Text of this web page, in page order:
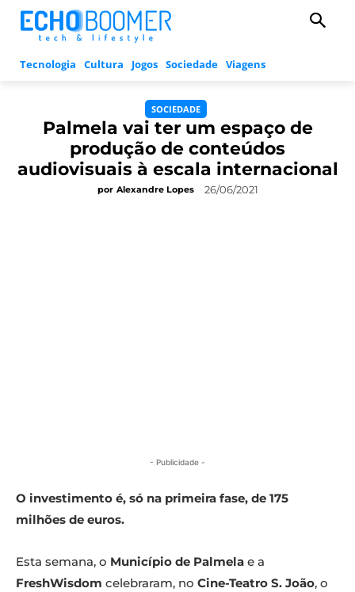
Tecnologia Cultura Jogos Sociedade Viagens
SOCIEDADE
Palmela vai ter um espaço de
produção de conteúdos
audiovisuais à escala internacional
por Alexandre Lopes 26/06/2021
- Publicidade -
O investimento é, só na primeira fase, de 175
milhões de euros.
Esta semana, o Município de Palmela e a
FreshWisdom celebraram, no Cine-Teatro S. João, o